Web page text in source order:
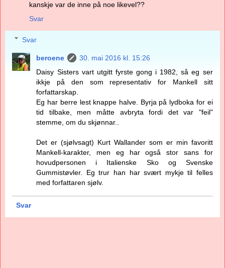
kanskje var de inne på noe likevel??
Svar
Svar
beroene
30. mai 2016 kl. 15:26
Daisy Sisters vart utgitt fyrste gong i 1982, så eg ser
ikkje på den som representativ for Mankell sitt
forfattarskap.
Eg har berre lest knappe halve. Byrja på lydboka for ei
tid tilbake, men måtte avbryta fordi det var "feil"
stemme, om du skjønnar..
Det er (sjølvsagt) Kurt Wallander som er min favoritt
Mankell-karakter, men eg har også stor sans for
hovudpersonen i Italienske Sko og Svenske
Gummistøvler. Eg trur han har svært mykje til felles
med forfattaren sjølv.
Svar